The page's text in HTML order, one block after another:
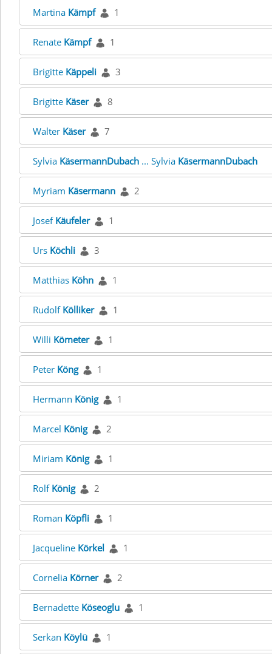
Martina Kämpf 1
Renate Kämpf 1
Brigitte Käppeli 3
Brigitte Käser 8
Walter Käser 7
Sylvia KäsermannDubach ... Sylvia KäsermannDubach
Myriam Käsermann 2
Josef Käufeler 1
Urs Köchli 3
Matthias Köhn 1
Rudolf Kölliker 1
Willi Kömeter 1
Peter Köng 1
Hermann König 1
Marcel König 2
Miriam König 1
Rolf König 2
Roman Köpfli 1
Jacqueline Körkel 1
Cornelia Körner 2
Bernadette Köseoglu 1
Serkan Köylü 1